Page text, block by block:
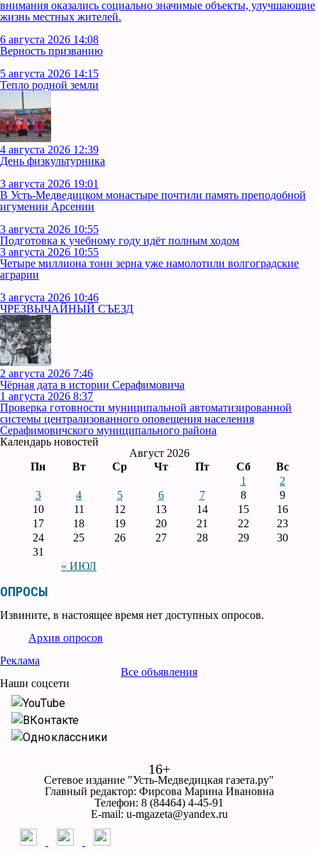
внимания оказались социально значимые объекты, улучшающие
жизнь местных жителей.
6 августа 2026 14:08
Верность призванию
5 августа 2026 14:15
Тепло родной земли
4 августа 2026 12:39
День физкультурника
3 августа 2026 19:01
В Усть‑Медведицком монастыре почтили память преподобной
игумении Арсении
3 августа 2026 10:55
Подготовка к учебному году идёт полным ходом
3 августа 2026 10:55
Четыре миллиона тонн зерна уже намолотили волгоградские
аграрии
3 августа 2026 10:46
ЧРЕЗВЫЧАЙНЫЙ СЪЕЗД
2 августа 2026 7:46
Чёрная дата в истории Серафимовича
1 августа 2026 8:37
Проверка готовности муниципальной автоматизированной
системы централизованного оповещения населения
Серафимовичского муниципального района
Календарь новостей
Август 2026
Пн
Вт Ср Чт Пт Сб Вс
« ИЮЛ
1
2
3
4 5 6 7 8
9
10
11 12 13 14 15
16
17
18 19 20 21 22
23
24
25 26 27 28 29
30
31
ОПРОСЫ
Извините, в настоящее время нет доступных опросов.
Архив опросов
Реклама
Все объявления
Наши соцсети
YouTube
ВКонтакте
Одноклассники
16+
Сетевое издание "Усть-Медведицкая газета.ру"
Главный редактор: Фирсова Марина Ивановна
Телефон: 8 (84464) 4-45-91
E-mail: u-mgazeta@yandex.ru